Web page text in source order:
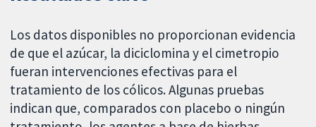
Los datos disponibles no proporcionan evidencia
de que el azúcar, la diciclomina y el cimetropio
fueran intervenciones efectivas para el
tratamiento de los cólicos. Algunas pruebas
indican que, comparados con placebo o ningún